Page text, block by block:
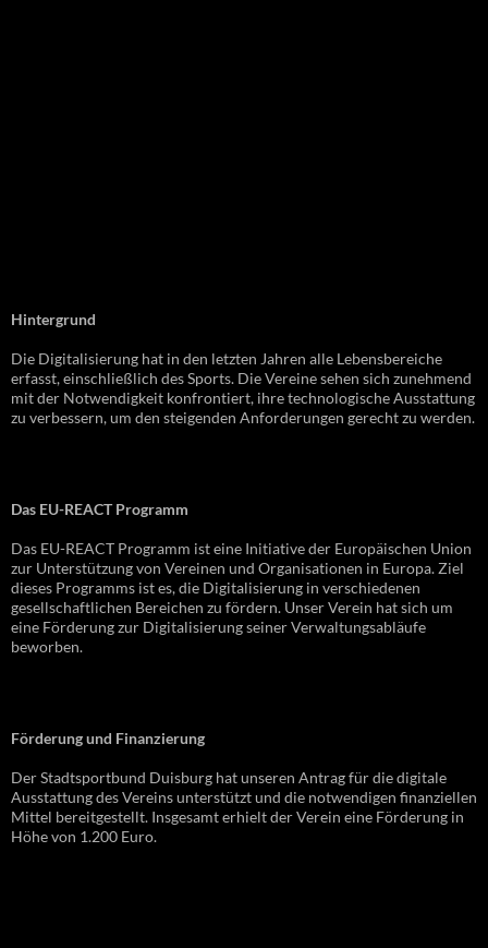
Hintergrund
Die Digitalisierung hat in den letzten Jahren alle Lebensbereiche
erfasst, einschließlich des Sports. Die Vereine sehen sich zunehmend
mit der Notwendigkeit konfrontiert, ihre technologische Ausstattung
zu verbessern, um den steigenden Anforderungen gerecht zu werden.
Das EU-REACT Programm
Das EU-REACT Programm ist eine Initiative der Europäischen Union
zur Unterstützung von Vereinen und Organisationen in Europa. Ziel
dieses Programms ist es, die Digitalisierung in verschiedenen
gesellschaftlichen Bereichen zu fördern. Unser Verein hat sich um
eine Förderung zur Digitalisierung seiner Verwaltungsabläufe
beworben.
Förderung und Finanzierung
Der Stadtsportbund Duisburg hat unseren Antrag für die digitale
Ausstattung des Vereins unterstützt und die notwendigen finanziellen
Mittel bereitgestellt. Insgesamt erhielt der Verein eine Förderung in
Höhe von 1.200 Euro.